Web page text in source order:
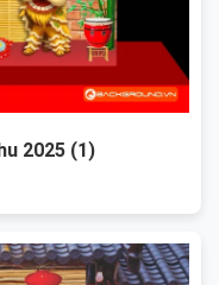
2025 (1)